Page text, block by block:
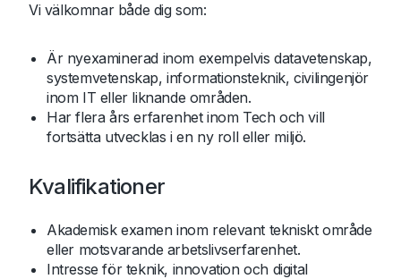
Vi välkomnar både dig som:
Är nyexaminerad inom exempelvis datavetenskap,
systemvetenskap, informationsteknik, civilingenjör
inom IT eller liknande områden.
Har flera års erfarenhet inom Tech och vill
fortsätta utvecklas i en ny roll eller miljö.
Kvalifikationer
Akademisk examen inom relevant tekniskt område
eller motsvarande arbetslivserfarenhet.
Intresse för teknik, innovation och digital